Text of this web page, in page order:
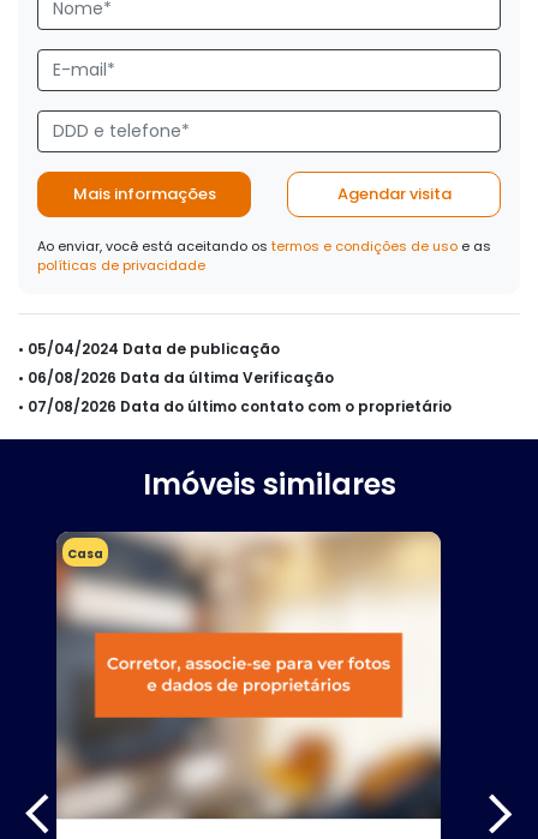
Mais informações Agendar visita
Ao enviar, você está aceitando os termos e condições de uso e as
políticas de privacidade
• 05/04/2024 Data de publicação
• 06/08/2026 Data da última Verificação
• 07/08/2026 Data do último contato com o proprietário
Imóveis similares
Casa